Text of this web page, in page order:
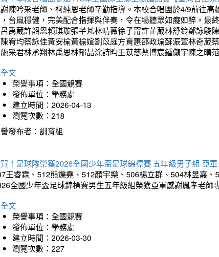
陳吟采老師、柯純恩老師辛勤指導。本校合唱團於4/9前往
台風穩健，完美配合指揮與伴奏，令在場聽眾如癡如醉。最
禹葳許韶恩賴琪璇張芊芃林晴薇徐子甯許芷葳林舒鈴鄭詠駿
宥均蔡詠佳黃安榆黃榆媗劉苡庭方育惠邵政瑜蘇浱萱林奇葳
采君林承翔林禹恩林郁喆涂詩昀王苡慈蔡博宸鍾儱宇陳之晴
文
榮譽事項：全國競賽
發佈單位：學務處
建立時間：2026-04-13
瀏覽次數：218
發布者：訓育組
！足球隊榮獲2026全國少年盃足球錦標賽 五年級男子組 亞軍
王睿霖、512熊爍堯、512顏宇樂、506楊立群、504林昱嘉
全國少年盃足球錦標賽男生五年級組榮獲亞軍感謝胤孝老師
文
榮譽事項：全國競賽
發佈單位：學務處
建立時間：2026-03-30
瀏覽次數：227